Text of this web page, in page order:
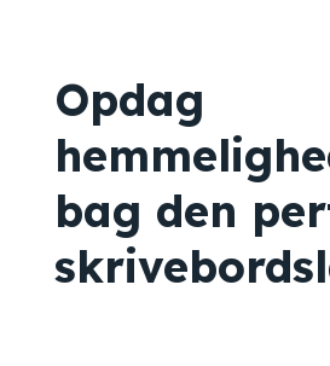
Opdag
bag den